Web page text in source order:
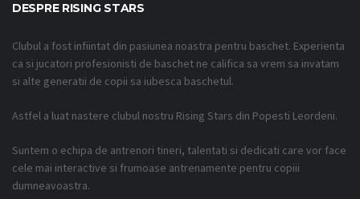
DESPRE RISING STARS
Clubul a fost infiintat din pasiunea noastra pentru baschet. Experienta
ca si jucatori profesionisti de baschet ne califica sa vrem sa invatam
si alte generatii de copii sa iubesca baschetul.
Astfel a luat nastere clubul nostru Rising Stars din Popesti Leordeni.
Suntem o echipa de antrenori tineri, talentati si dedicati care vor face
cele mai interactive si frumoase antrenamente pentru copiii
dumneavoastra.